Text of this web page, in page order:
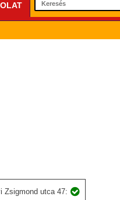
Zsigmond utca 47: